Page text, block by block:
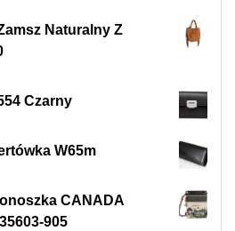
Naturalny Z
Czarny
W65m
CANADA
905